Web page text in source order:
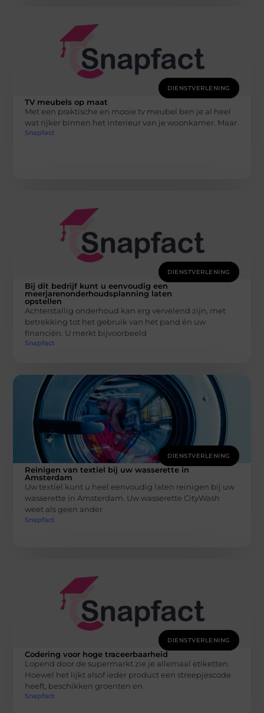
DIENSTVERLENING
TV meubels op maat
Met een praktische en mooie tv meubel ben je al heel
wat rijker binnen het interieur van je woonkamer. Maar
Snapfact
DIENSTVERLENING
Bij dit bedrijf kunt u eenvoudig een
meerjarenonderhoudsplanning laten
opstellen
Achterstallig onderhoud kan erg vervelend zijn, met
betrekking tot het gebruik van het pand én uw
financiën. U merkt bijvoorbeeld
Snapfact
DIENSTVERLENING
Reinigen van textiel bij uw wasserette in
Amsterdam
Uw textiel kunt u heel eenvoudig laten reinigen bij uw
wasserette in Amsterdam. Uw wasserette CityWash
weet als geen ander
Snapfact
DIENSTVERLENING
Codering voor hoge traceerbaarheid
Lopend door de supermarkt zie je allemaal etiketten.
Hoewel het lijkt alsof ieder product een streepjescode
heeft, beschikken groenten en
Snapfact